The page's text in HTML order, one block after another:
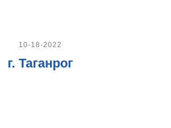
10-18-2022
г. Таганрог